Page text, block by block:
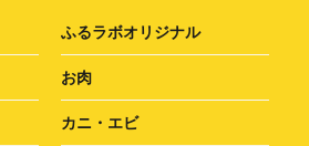
ふるラボオリジナル
お肉
カニ・エビ